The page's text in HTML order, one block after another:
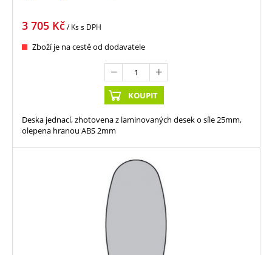
3 705 Kč/ Kss DPH
Zboží je na cestě od dodavatele
KOUPIT
Deska jednací, zhotovena z laminovaných desek o síle 25mm,
olepena hranou ABS 2mm